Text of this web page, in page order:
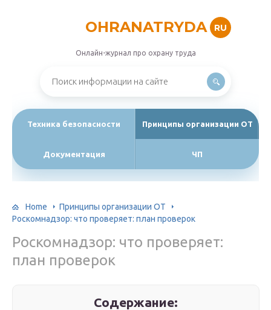
OHRANATRYDA RU
Онлайн-журнал про охрану труда
Техника безопасности Принципы организации ОТ
Документация ЧП
Home
Принципы организации ОТ
Роскомнадзор: что проверяет: план проверок
Роскомнадзор: что проверяет:
план проверок
Содержание: